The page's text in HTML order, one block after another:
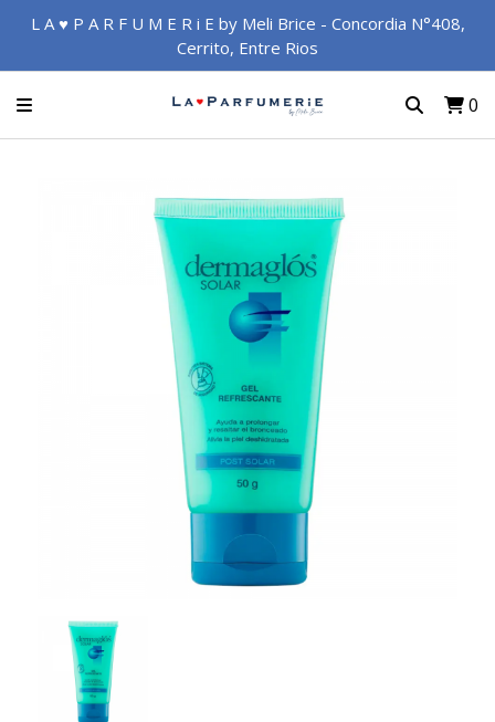
L A ♥ P A R F U M E R i E by Meli Brice - Concordia N°408,
Cerrito, Entre Rios
0